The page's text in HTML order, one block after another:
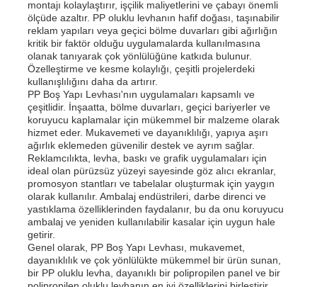
PP Reklam Kurulu
Plastik PP Levha
KPS Kurulu
Yangına dayanıklı polipropilen tabaka
PP boş inşaat tahtası
PP duvar levhası
montajı kolaylaştırır, işçilik maliyetlerini ve çabayı önemli
ölçüde azaltır. PP oluklu levhanın hafif doğası, taşınabilir
reklam yapıları veya geçici bölme duvarları gibi ağırlığın
kritik bir faktör olduğu uygulamalarda kullanılmasına
olanak tanıyarak çok yönlülüğüne katkıda bulunur.
Özelleştirme ve kesme kolaylığı, çeşitli projelerdeki
kullanışlılığını daha da artırır.
PP Boş Yapı Levhası'nın uygulamaları kapsamlı ve
çeşitlidir. İnşaatta, bölme duvarları, geçici bariyerler ve
koruyucu kaplamalar için mükemmel bir malzeme olarak
hizmet eder. Mukavemeti ve dayanıklılığı, yapıya aşırı
ağırlık eklemeden güvenilir destek ve ayrım sağlar.
Reklamcılıkta, levha, baskı ve grafik uygulamaları için
ideal olan pürüzsüz yüzeyi sayesinde göz alıcı ekranlar,
promosyon stantları ve tabelalar oluşturmak için yaygın
olarak kullanılır. Ambalaj endüstrileri, darbe direnci ve
yastıklama özelliklerinden faydalanır, bu da onu koruyucu
ambalaj ve yeniden kullanılabilir kasalar için uygun hale
getirir.
Genel olarak, PP Boş Yapı Levhası, mukavemet,
dayanıklılık ve çok yönlülükte mükemmel bir ürün sunan,
bir PP oluklu levha, dayanıklı bir polipropilen panel ve bir